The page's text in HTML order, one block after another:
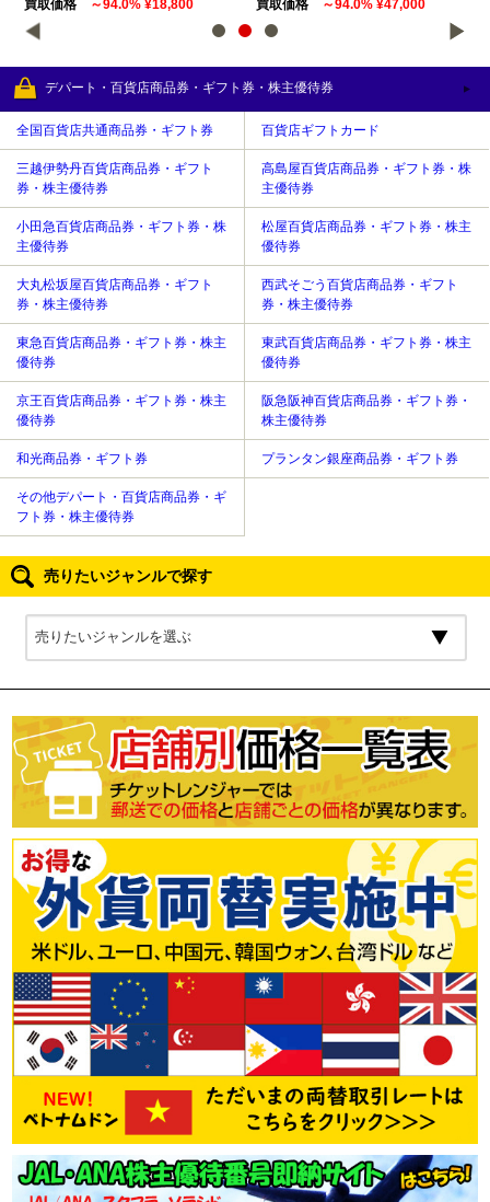
買取価格 ～94.0% ¥18,800 買取価格 ～94.0% ¥47,000
デパート・百貨店商品券・ギフト券・株主優待券
全国百貨店共通商品券・ギフト券 百貨店ギフトカード
三越伊勢丹百貨店商品券・ギフト
券・株主優待券
高島屋百貨店商品券・ギフト券・株
主優待券
小田急百貨店商品券・ギフト券・株
主優待券
松屋百貨店商品券・ギフト券・株主
優待券
大丸松坂屋百貨店商品券・ギフト
券・株主優待券
西武そごう百貨店商品券・ギフト
券・株主優待券
東急百貨店商品券・ギフト券・株主
優待券
東武百貨店商品券・ギフト券・株主
優待券
京王百貨店商品券・ギフト券・株主
優待券
阪急阪神百貨店商品券・ギフト券・
株主優待券
和光商品券・ギフト券 プランタン銀座商品券・ギフト券
その他デパート・百貨店商品券・ギ
フト券・株主優待券
売りたいジャンルで探す